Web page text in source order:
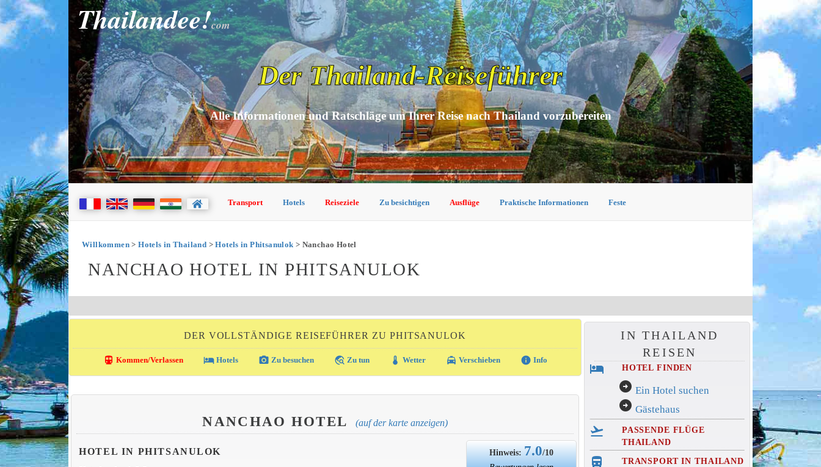
Thailandee!com
Der Thailand-Reiseführer
Alle Informationen und Ratschläge um Ihrer Reise nach Thailand vorzubereiten
Transport Hotels Reiseziele Zu besichtigen Ausflüge Praktische Informationen Feste
Willkommen>Hotels in Thailand >Hotels in Phitsanulok > Nanchao Hotel
NANCHAO HOTEL IN PHITSANULOK
DER VOLLSTÄNDIGE REISEFÜHRER ZU PHITSANULOK
directions_transit Kommen/Verlassen local_hotelHotels photo_camera Zu besuchen travel_explore Zu tun thermostat Wetter local_taxi Verschieben info Info
NANCHAO HOTEL (auf der karte anzeigen)
HOTEL IN PHITSANULOK Hinweis: 7.0/10
IN THAILAND
REISEN
hotel HOTEL FINDEN
arrow_circle_right Ein Hotel suchen
arrow_circle_right Gästehaus
flight_takeoff
PASSENDE FLÜGE
THAILAND
directions_bus_filled TRANSPORT IN THAILAND